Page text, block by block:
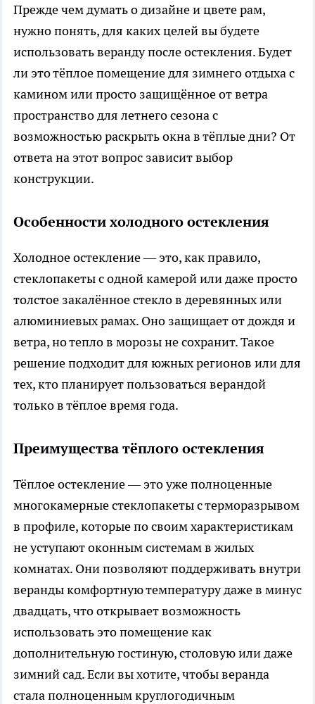
Прежде чем думать о дизайне и цвете рам,
нужно понять, для каких целей вы будете
использовать веранду после остекления. Будет
ли это тёплое помещение для зимнего отдыха с
камином или просто защищённое от ветра
пространство для летнего сезона с
возможностью раскрыть окна в тёплые дни? От
ответа на этот вопрос зависит выбор
конструкции.
Особенности холодного остекления
Холодное остекление — это, как правило,
стеклопакеты с одной камерой или даже просто
толстое закалённое стекло в деревянных или
алюминиевых рамах. Оно защищает от дождя и
ветра, но тепло в морозы не сохранит. Такое
решение подходит для южных регионов или для
тех, кто планирует пользоваться верандой
только в тёплое время года.
Преимущества тёплого остекления
Тёплое остекление — это уже полноценные
многокамерные стеклопакеты с терморазрывом
в профиле, которые по своим характеристикам
не уступают оконным системам в жилых
комнатах. Они позволяют поддерживать внутри
веранды комфортную температуру даже в минус
двадцать, что открывает возможность
использовать это помещение как
дополнительную гостиную, столовую или даже
зимний сад. Если вы хотите, чтобы веранда
стала полноценным круглогодичным